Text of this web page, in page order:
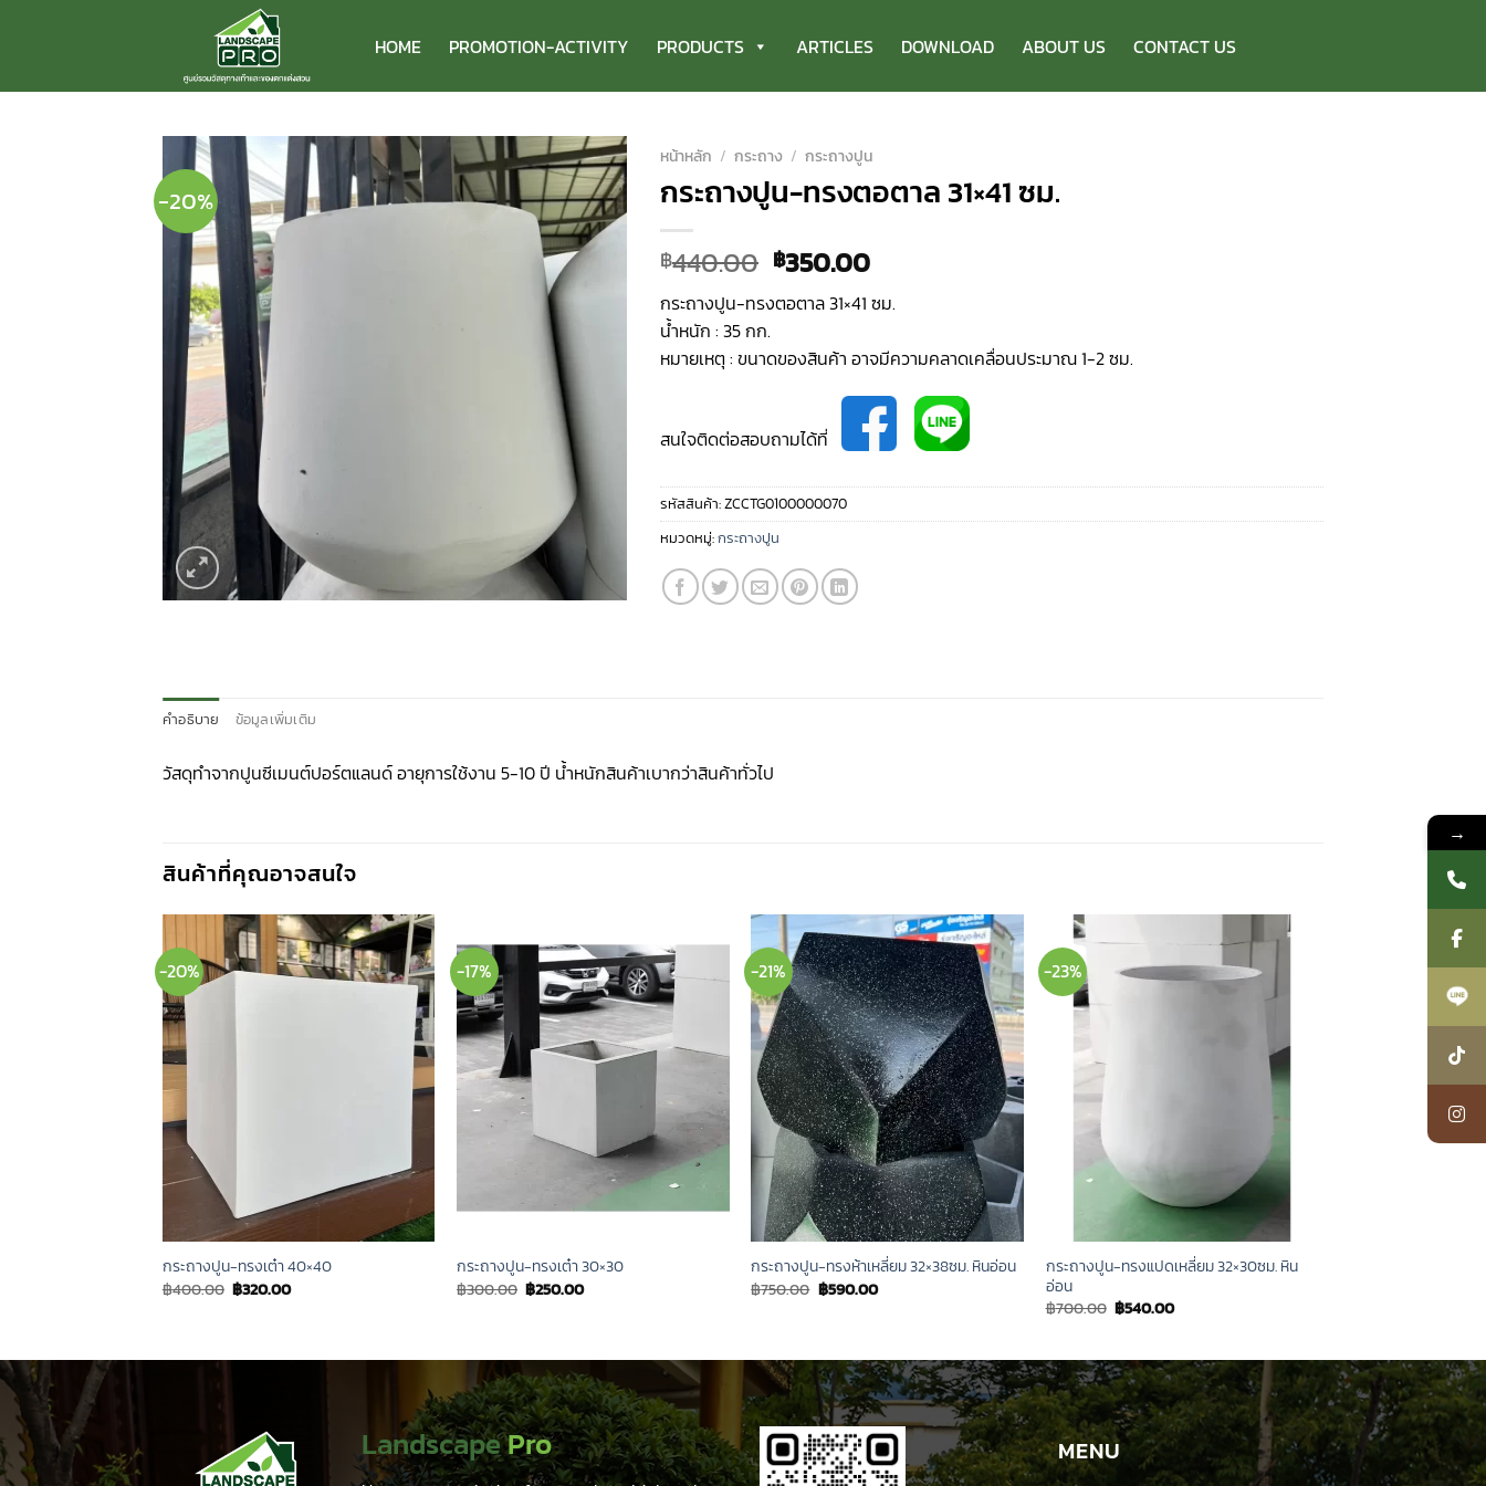
เนื้อหา
HOME PROMOTION-ACTIVITY PRODUCTS ARTICLES DOWNLOAD ABOUT US CONTACT US
-20%
หน้าหลัก / กระถาง / กระถางปูน
กระถางปูน-ทรงตอตาล 31×41 ซม.
฿440.00 Original
price
was:
฿350.00Current
is:
฿350.00.
กระถางปูน-ทรงตอตาล 31×41 ซม.
น้ำหนัก : 35 กก.
หมายเหตุ : ขนาดของสินค้า อาจมีความคลาดเคลื่อนประมาณ 1-2 ซม.
สนใจติดต่อสอบถามได้ที่
รหัสสินค้า:ZCCTG0100000070
หมวดหมู่:กระถางปูน
คำอธิบาย ข้อมูลเพิ่มเติม
วัสดุทำจากปูนซีเมนต์ปอร์ตแลนด์ อายุการใช้งาน 5-10 ปี น้ำหนักสินค้าเบากว่าสินค้าทั่วไป
สินค้าที่คุณอาจสนใจ
-20%
กระถางปูน-ทรงเต๋า 40×40
฿400.00 Original
price
฿320.00Current
-17%
กระถางปูน-ทรงเต๋า 30×30
฿300.00 Original
price
฿250.00Current
-21%
กระถางปูน-ทรงห้าเหลี่ยม 32×38ซม. หินอ่อน
฿750.00 Original
price
฿590.00Current
-23%
กระถางปูน-ทรงแปดเหลี่ยม 32×30ซม. หิน
อ่อน
฿700.00 Original
price
฿540.00Current
LandscapePro MENU
→